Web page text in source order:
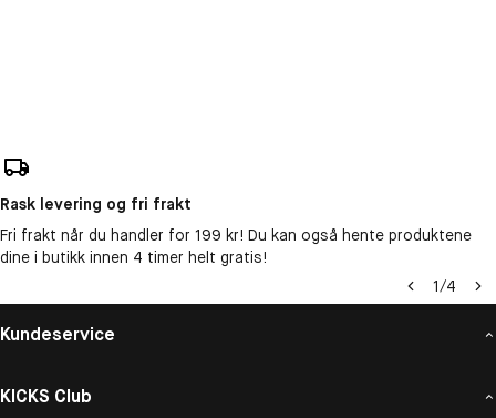
Rask levering og fri frakt
Fri frakt når du handler for 199 kr! Du kan også hente produktene
dine i butikk innen 4 timer helt gratis!
1/4
Kundeservice
KICKS Club